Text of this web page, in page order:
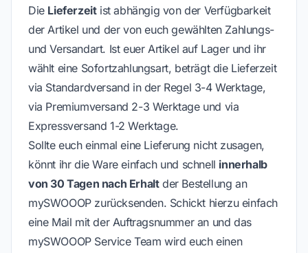
Die Lieferzeitist abhängig von der Verfügbarkeit
der Artikel und der von euch gewählten Zahlungs-
und Versandart. Ist euer Artikel auf Lager und ihr
wählt eine Sofortzahlungsart, beträgt die Lieferzeit
via Standardversand in der Regel 3-4 Werktage,
via Premiumversand 2-3 Werktage und via
Expressversand 1-2 Werktage.
Sollte euch einmal eine Lieferung nicht zusagen,
könnt ihr die Ware einfach und schnell innerhalb
von 30 Tagen nach Erhaltder Bestellung an
mySWOOOP zurücksenden. Schickt hierzu einfach
eine Mail mit der Auftragsnummer an und das
mySWOOOP Service Team wird euch einen